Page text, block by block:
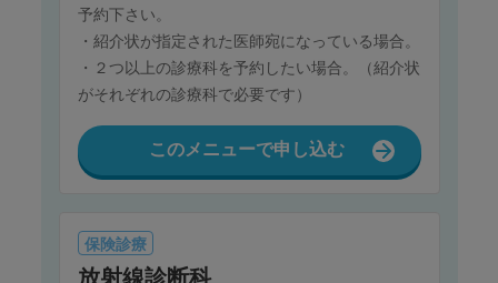
予約下さい。
・紹介状が指定された医師宛になっている場合。
・２つ以上の診療科を予約したい場合。（紹介状
がそれぞれの診療科で必要です）
このメニューで申し込む
保険診療